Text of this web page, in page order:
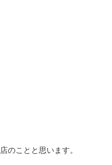
のことと思います。